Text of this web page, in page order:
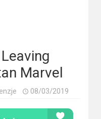
Marvel
08/03/2019